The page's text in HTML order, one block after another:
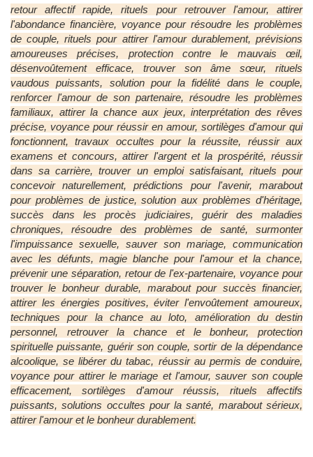
retour affectif rapide, rituels pour retrouver l'amour, attirer
l'abondance financière, voyance pour résoudre les problèmes
de couple, rituels pour attirer l'amour durablement, prévisions
amoureuses précises, protection contre le mauvais œil,
désenvoûtement efficace, trouver son âme sœur, rituels
vaudous puissants, solution pour la fidélité dans le couple,
renforcer l'amour de son partenaire, résoudre les problèmes
familiaux, attirer la chance aux jeux, interprétation des rêves
précise, voyance pour réussir en amour, sortilèges d'amour qui
fonctionnent, travaux occultes pour la réussite, réussir aux
examens et concours, attirer l'argent et la prospérité, réussir
dans sa carrière, trouver un emploi satisfaisant, rituels pour
concevoir naturellement, prédictions pour l'avenir, marabout
pour problèmes de justice, solution aux problèmes d'héritage,
succès dans les procès judiciaires, guérir des maladies
chroniques, résoudre des problèmes de santé, surmonter
l'impuissance sexuelle, sauver son mariage, communication
avec les défunts, magie blanche pour l'amour et la chance,
prévenir une séparation, retour de l'ex-partenaire, voyance pour
trouver le bonheur durable, marabout pour succès financier,
attirer les énergies positives, éviter l'envoûtement amoureux,
techniques pour la chance au loto, amélioration du destin
personnel, retrouver la chance et le bonheur, protection
spirituelle puissante, guérir son couple, sortir de la dépendance
alcoolique, se libérer du tabac, réussir au permis de conduire,
voyance pour attirer le mariage et l'amour, sauver son couple
efficacement, sortilèges d'amour réussis, rituels affectifs
puissants, solutions occultes pour la santé, marabout sérieux,
attirer l'amour et le bonheur durablement.